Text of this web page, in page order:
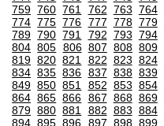
759 760 761 762 763 764
774 775 776 777 778 779
789 790 791 792 793 794
804 805 806 807 808 809
819 820 821 822 823 824
834 835 836 837 838 839
849 850 851 852 853 854
864 865 866 867 868 869
879 880 881 882 883 884
894 895 896 897 898 899